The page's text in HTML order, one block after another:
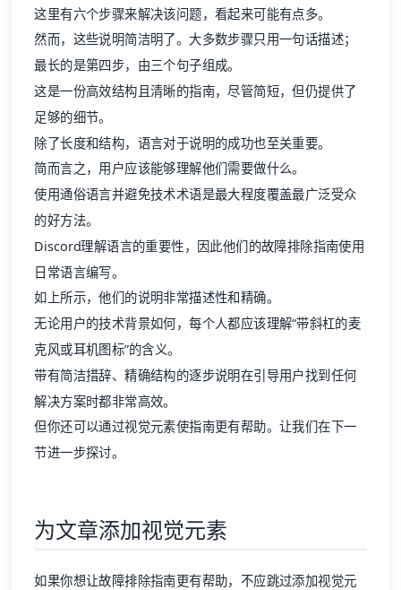
这里有六个步骤来解决该问题，看起来可能有点多。
然而，这些说明简洁明了。大多数步骤只用一句话描述；
最长的是第四步，由三个句子组成。
这是一份高效结构且清晰的指南，尽管简短，但仍提供了
足够的细节。
除了长度和结构，语言对于说明的成功也至关重要。
简而言之，用户应该能够理解他们需要做什么。
使用通俗语言并避免技术术语是最大程度覆盖最广泛受众
的好方法。
Discord理解语言的重要性，因此他们的故障排除指南使用
日常语言编写。
如上所示，他们的说明非常描述性和精确。
无论用户的技术背景如何，每个人都应该理解“带斜杠的麦
克风或耳机图标”的含义。
带有简洁措辞、精确结构的逐步说明在引导用户找到任何
解决方案时都非常高效。
但你还可以通过视觉元素使指南更有帮助。让我们在下一
节进一步探讨。
为文章添加视觉元素
如果你想让故障排除指南更有帮助，不应跳过添加视觉元